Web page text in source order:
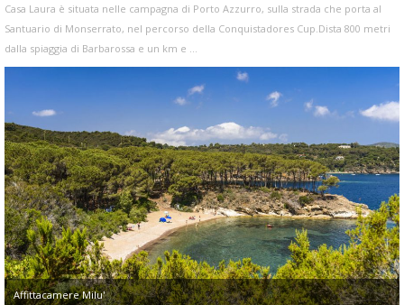
Casa Laura è situata nelle campagna di Porto Azzurro, sulla strada che porta al
Santuario di Monserrato, nel percorso della Conquistadores Cup.Dista 800 metri
dalla spiaggia di Barbarossa e un km e ...
Affittacamere Milu'